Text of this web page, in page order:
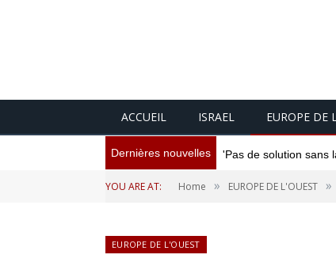
ACCUEIL ISRAEL EUROPE DE
Dernières nouvelles 'Pas de solution sans
YOU ARE AT: Home » EUROPE DE L'OUEST »
EUROPE DE L'OUEST